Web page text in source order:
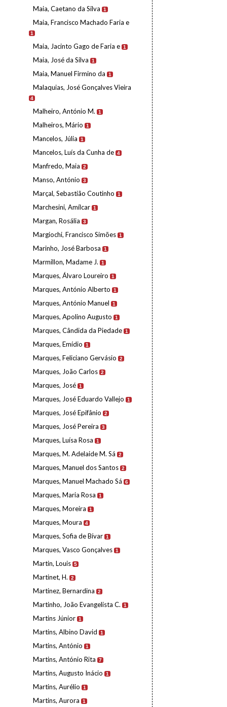
Maia, Caetano da Silva 1
Maia, Francisco Machado Faria e
1
Maia, Jacinto Gago de Faria e 1
Maia, José da Silva 1
Maia, Manuel Firmino da 1
Malaquias, José Gonçalves Vieira
4
Malheiro, António M. 1
Malheiros, Mário 1
Mancelos, Júlia 1
Mancelos, Luís da Cunha de 4
Manfredo, Maia 2
Manso, António 3
Marçal, Sebastião Coutinho 1
Marchesini, Amílcar 1
Margan, Rosália 3
Margiochi, Francisco Simões 1
Marinho, José Barbosa 1
Marmillon, Madame J. 1
Marques, Álvaro Loureiro 1
Marques, António Alberto 1
Marques, António Manuel 1
Marques, Apolino Augusto 1
Marques, Cândida da Piedade 1
Marques, Emídio 1
Marques, Feliciano Gervásio 2
Marques, João Carlos 2
Marques, José 1
Marques, José Eduardo Vallejo 1
Marques, José Epifânio 2
Marques, José Pereira 3
Marques, Luísa Rosa 1
Marques, M. Adelaide M. Sá 2
Marques, Manuel dos Santos 2
Marques, Manuel Machado Sá 6
Marques, Maria Rosa 1
Marques, Moreira 1
Marques, Moura 4
Marques, Sofia de Bívar 1
Marques, Vasco Gonçalves 1
Martin, Louis 5
Martinet, H. 2
Martinez, Bernardina 2
Martinho, João Evangelista C. 1
Martins Júnior 1
Martins, Albino David 1
Martins, António 1
Martins, António Rita 7
Martins, Augusto Inácio 1
Martins, Aurélio 1
Martins, Aurora 1